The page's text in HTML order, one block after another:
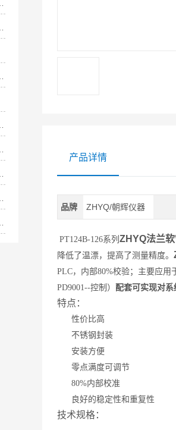
产品详情
品牌 ZHYQ/朝辉仪器
PT124B-126系列 ZHYQ法兰
降低了温漂，提高了测量精度。
PLC，内部80%校验；主要应用
PD9001--控制 ） 配套可实现对系
特点：
性价比高
不锈钢封装
安装方便
零点满度可调节
80%内部校准
良好的稳定性和重复性
技术规格：